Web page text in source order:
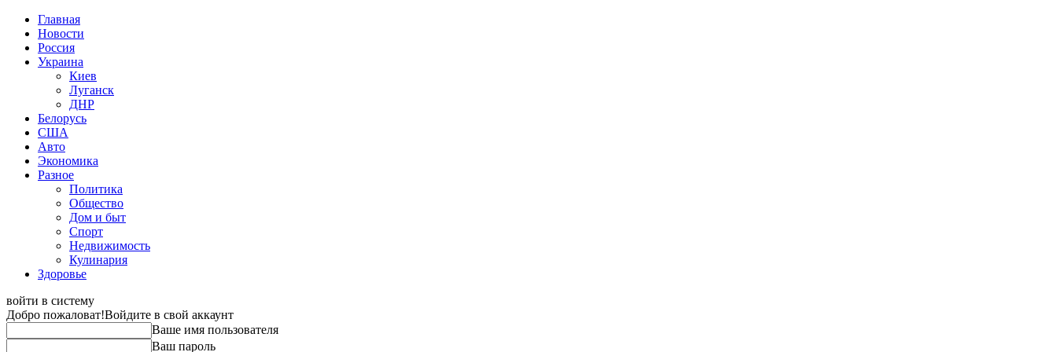
Главная
Новости
Россия
Украина
Киев
Луганск
ДНР
Белорусь
США
Авто
Экономика
Разное
Политика
Общество
Дом и быт
Спорт
Недвижимость
Кулинария
Здоровье
войти в систему
Добро пожаловат!Войдите в свой аккаунт
Ваше имя пользователя
Ваш пароль